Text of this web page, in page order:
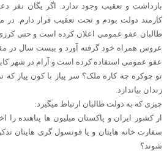
بازداشت و تعقیب وجود ندارد. اگر یگان نفر
کارمند دولت بودم و تحت تعقیب قرار دارم. در
طالبان عفو عمومی اعلان کرده است و حتی
عروس همراه خود گرفته آورد و بیست سال در
عفو عمومی استفاده کرده است و آرام در شهر
تو چوکره چه کاره ملک؟ سر پیاز با کون پیاز که
زندان بیاندازد.
چیزی که به دولت طالبان ارتباط میگیرد:
ار کشور ایران و پاکستان میلیون ها پناهنده را
سفارت خانه هایتان و یا قونسول گری هایتان
شوند؟